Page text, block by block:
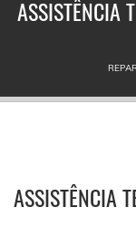
ASSISTÊNCIA
ASSISTÊNCIA